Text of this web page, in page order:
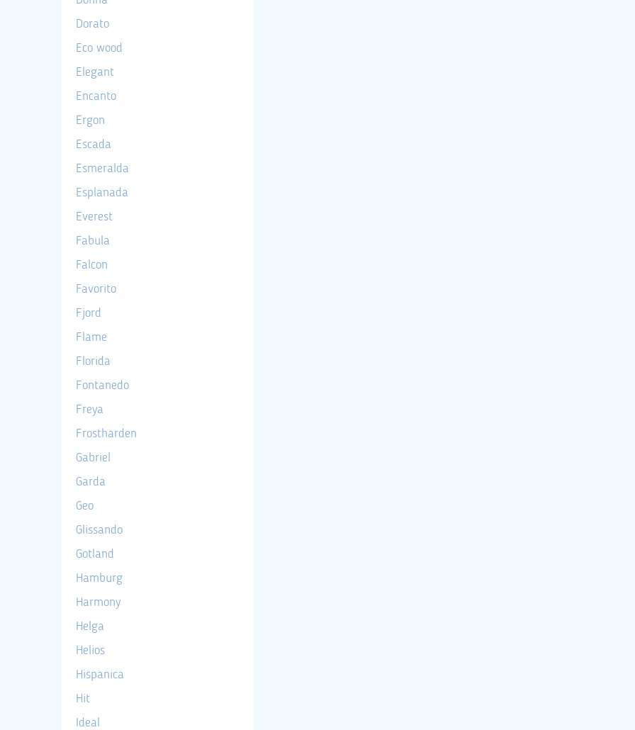
Dorato
Eco wood
Elegant
Encanto
Ergon
Escada
Esmeralda
Esplanada
Everest
Fabula
Falcon
Favorito
Fjord
Flame
Florida
Fontanedo
Freya
Frostharden
Gabriel
Garda
Geo
Glissando
Gotland
Hamburg
Harmony
Helga
Helios
Hispanica
Hit
Ideal